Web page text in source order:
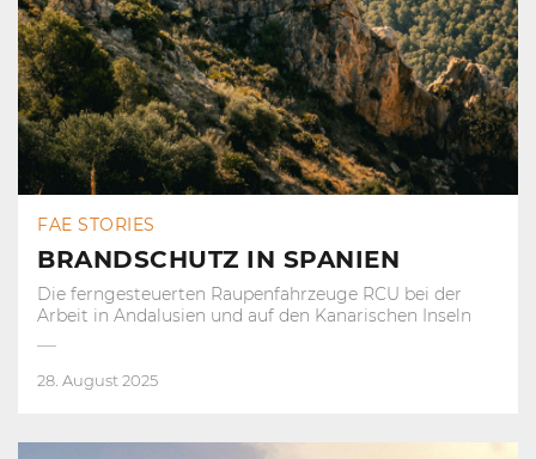
FAE STORIES
BRANDSCHUTZ IN SPANIEN
Die ferngesteuerten Raupenfahrzeuge RCU bei der
Arbeit in Andalusien und auf den Kanarischen Inseln
28. August 2025